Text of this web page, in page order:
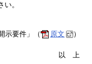
。
示要件」（
原文 ）
以上